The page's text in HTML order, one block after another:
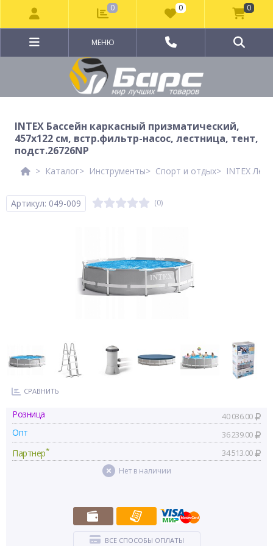
МЕНЮ
INTEX Бассейн каркасный призматический,
457х122 см, встр.фильтр-насос, лестница, тент,
подст.26726NP
Каталог Инструменты Спорт и отдых INTEX
Артикул: 049-009 (0)
СРАВНИТЬ
Розница 40 036.00
Опт 36 239.00
Партнер* 34 513.00
Нет в наличии
ВСЕ СПОСОБЫ ОПЛАТЫ
0 0 0